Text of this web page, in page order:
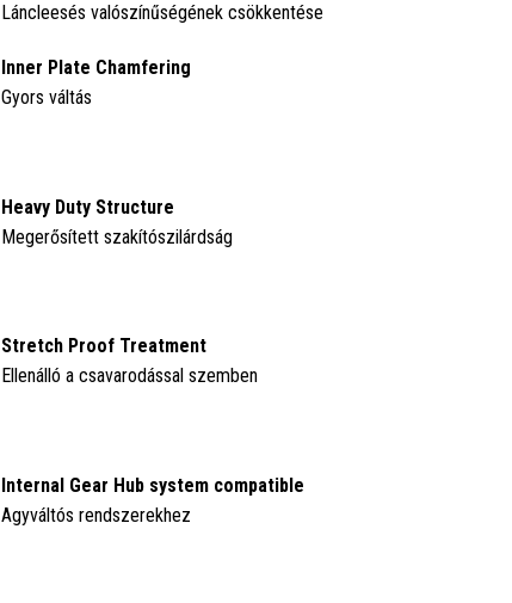
Láncleesés valószínűségének csökkentése
Inner Plate Chamfering
Gyors váltás
Heavy Duty Structure
Megerősített szakítószilárdság
Stretch Proof Treatment
Ellenálló a csavarodással szemben
Internal Gear Hub system compatible
Agyváltós rendszerekhez